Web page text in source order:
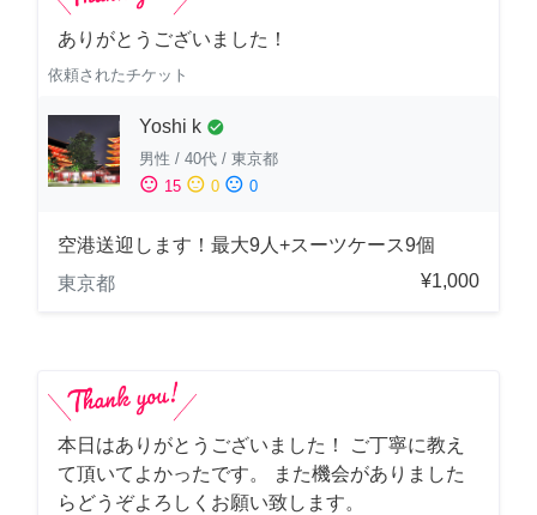
ありがとうございました！
依頼されたチケット
Yoshi k check_circle
男性 / 40代 / 東京都
sentiment_satisfied 15 sentiment_neutral 0 sentiment_dissatisfied 0
空港送迎します！最大9人+スーツケース9個
東京都
¥1,000
本日はありがとうございました！ ご丁寧に教え
て頂いてよかったです。 また機会がありました
らどうぞよろしくお願い致します。